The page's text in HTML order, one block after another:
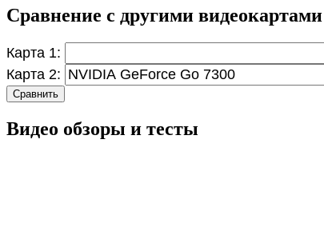
Сравнение с другими видеокартами
Карта 1:
Карта 2:
Сравнить
Видео обзоры и тесты